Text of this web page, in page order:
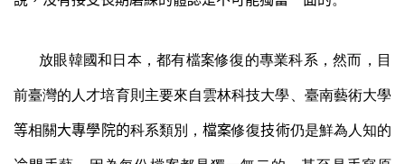
放眼韓國和日本，都有檔案修復的專業科系，然而，目
前臺灣的人才培育則主要來自雲林科技大學、臺南藝術大學
等相關大專學院的科系類別，檔案修復技術仍是鮮為人知的